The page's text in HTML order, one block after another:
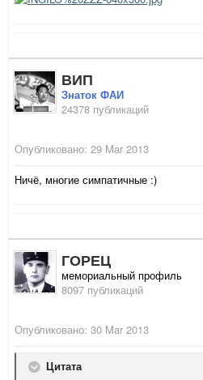
ВИП
Знаток ФАИ
24378 публикаций
Опубликовано: 29 Mar 2013
Ничё, многие симпатичные :)
ГОРЕЦ
мемориальный профиль
8097 публикаций
Опубликовано: 30 Mar 2013
Цитата